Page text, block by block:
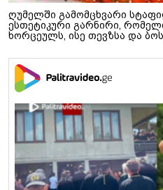
ღუმელში გამომცხვარი
ესთეტიკური გარნირი,
ხორცეულს, ისე თევზსა და